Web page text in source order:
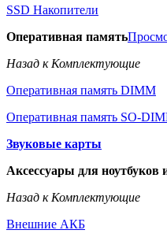
SSD Накопители
Оперативная память
Назад к Комплектующие
Оперативная память DIMM
Оперативная память SO-
Звуковые карты
Аксессуары для ноутбуков
Назад к Комплектующие
Внешние АКБ